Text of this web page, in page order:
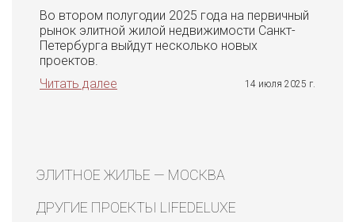
Во втором полугодии 2025 года на первичный
рынок элитной жилой недвижимости Санкт-
Петербурга выйдут несколько новых
проектов.
Читать далее
14 июля 2025 г.
ЭЛИТНОЕ ЖИЛЬЕ — МОСКВА
ДРУГИЕ ПРОЕКТЫ LIFEDELUXE